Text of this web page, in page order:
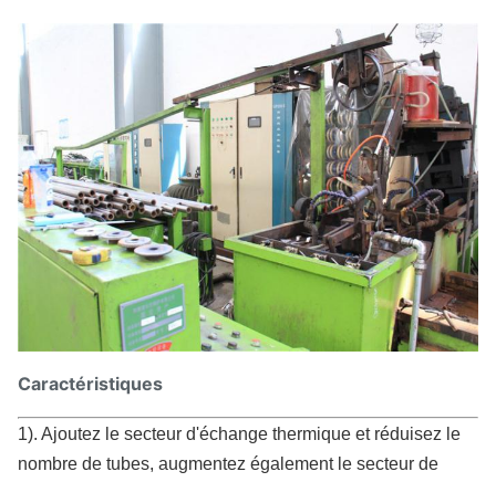
Caractéristiques
1). Ajoutez le secteur d'échange thermique et réduisez le
nombre de tubes, augmentez également le secteur de